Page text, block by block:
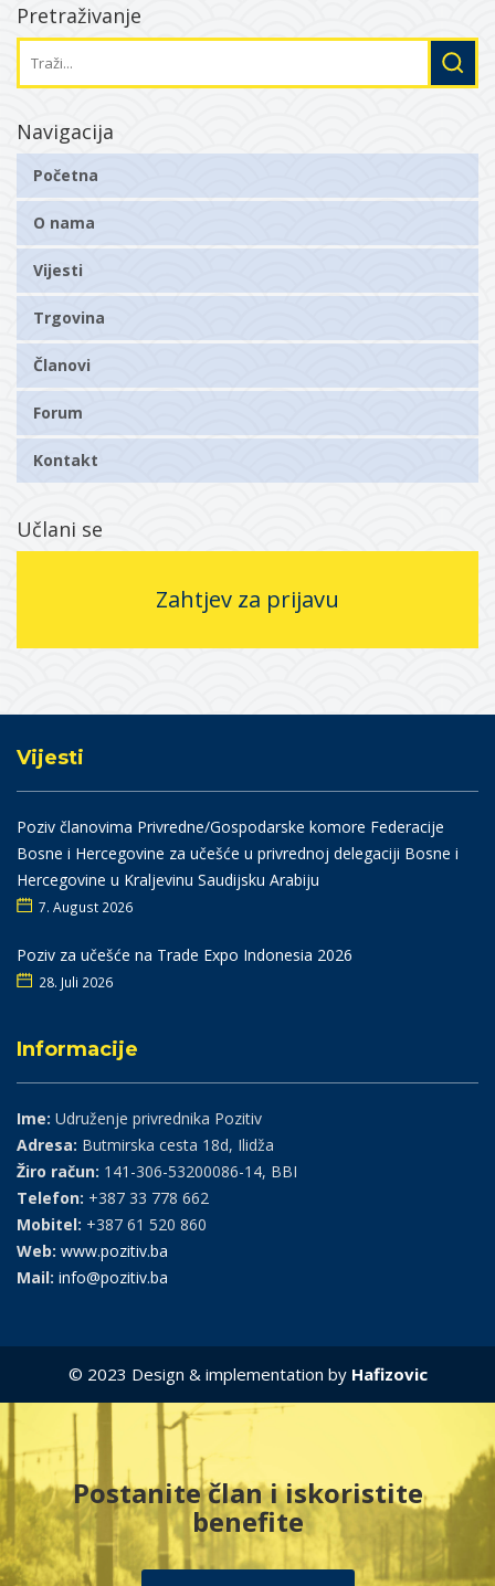
Pretraživanje
Navigacija
Početna
O nama
Vijesti
Trgovina
Članovi
Forum
Kontakt
Učlani se
Zahtjev za prijavu
Vijesti
Poziv članovima Privredne/Gospodarske komore Federacije
Bosne i Hercegovine za učešće u privrednoj delegaciji Bosne i
Hercegovine u Kraljevinu Saudijsku Arabiju
7. August 2026
Poziv za učešće na Trade Expo Indonesia 2026
28. Juli 2026
Informacije
Ime: Udruženje privrednika Pozitiv
Adresa: Butmirska cesta 18d, Ilidža
Žiro račun: 141-306-53200086-14, BBI
Telefon: +387 33 778 662
Mobitel: +387 61 520 860
Web: www.pozitiv.ba
Mail: info@pozitiv.ba
© 2023 Design & implementation by Hafizovic
Postanite član i iskoristite
benefite